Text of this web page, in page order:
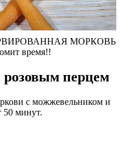
МОРКОВЬ
время!!
перцем
с можжевельником и
50 минут.